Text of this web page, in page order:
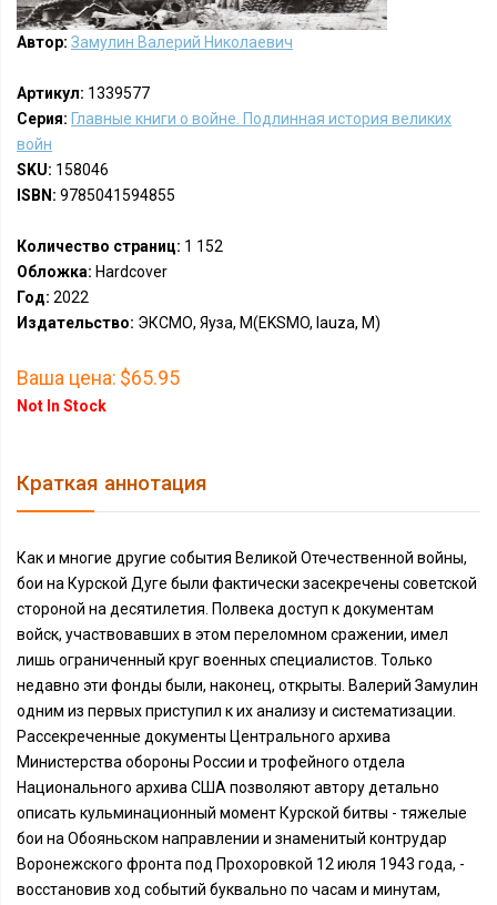
Автор: Замулин Валерий Николаевич
Артикул: 1339577
Серия: Главные книги о войне. Подлинная история великих
войн
SKU: 158046
ISBN: 9785041594855
Количество страниц: 1 152
Обложка: Hardcover
Год: 2022
Издательство: ЭКСМО, Яуза, М(EKSMO, Iauza, M)
Ваша цена: $65.95
Not In Stock
Краткая аннотация
Как и многие другие события Великой Отечественной войны,
бои на Курской Дуге были фактически засекречены советской
стороной на десятилетия. Полвека доступ к документам
войск, участвовавших в этом переломном сражении, имел
лишь ограниченный круг военных специалистов. Только
недавно эти фонды были, наконец, открыты. Валерий Замулин
одним из первых приступил к их анализу и систематизации.
Рассекреченные документы Центрального архива
Министерства обороны России и трофейного отдела
Национального архива США позволяют автору детально
описать кульминационный момент Курской битвы - тяжелые
бои на Обояньском направлении и знаменитый контрудар
Воронежского фронта под Прохоровкой 12 июля 1943 года, -
восстановив ход событий буквально по часам и минутам,